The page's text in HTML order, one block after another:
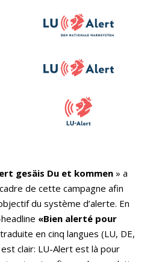
gesäis Du et kommen » a
de cette campagne afin
du système d’alerte. En
«Bien alerté pour
traduite en cinq langues (LU, DE,
clair: LU-Alert est là pour